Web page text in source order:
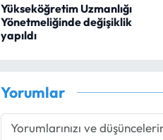
Yükseköğretim Uzmanlığı
Yönetmeliğinde değişiklik
yapıldı
Yorumlar